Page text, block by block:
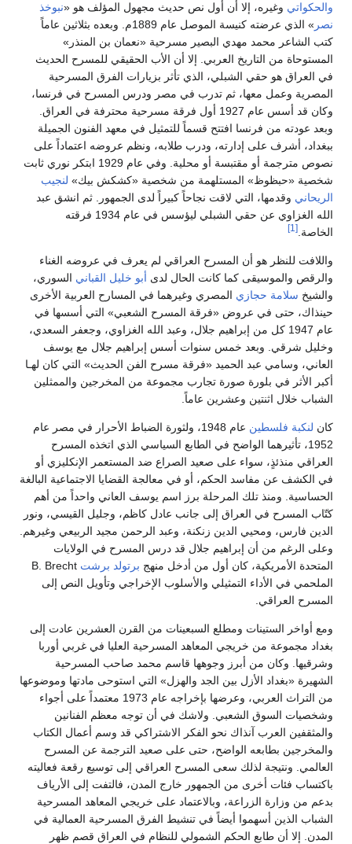
والحكواتي وغيره، إلا أن أول نص حديث مجهول المؤلف هو «نبوخذ
نصر
» الذي عرضته كنيسة الموصل عام 1889م. وبعده بثلاثين عاماً
كتب الشاعر محمد مهدي البصير مسرحية «نعمان بن المنذر»
المستوحاة من التاريخ العربي. إلا أن الأب الحقيقي للمسرح الحديث
في العراق هو حقي الشبلي، الذي تأثر بزيارات الفرق المسرحية
المصرية وعمل معها، ثم تدرب في مصر ودرس المسرح في فرنسا،
وكان قد أسس عام 1927 أول فرقة مسرحية محترفة في العراق.
وبعد عودته من فرنسا افتتح قسماً للتمثيل في معهد الفنون الجميلة
ببغداد، أشرف على إدارته، ودرب طلابه، ونظم عروضه اعتماداً على
نصوص مترجمة أو مقتبسة أو محلية. وفي عام 1929 ابتكر نوري ثابت
شخصية «حبظوظ» المستلهمة من شخصية «كشكش بيك» لنجيب
الريحاني وقدمها، التي لاقت نجاحاً كبيراً لدى الجمهور. ثم انشق عبد
الله الغزاوي عن حقي الشبلي ليؤسس في عام 1934 فرقته
الخاصة. [1]
واللافت للنظر هو أن المسرح العراقي لم يعرف في عروضه الغناء
والرقص والموسيقى كما كانت الحال لدى أبو خليل القباني السوري،
والشيخ سلامة حجازي المصري وغيرهما في المسارح العربية الأخرى
حينذاك، حتى في عروض «فرقة المسرح الشعبي» التي أسسها في
عام 1947 كل من إبراهيم جلال، وعبد الله الغزاوي، وجعفر السعدي،
وخليل شرقي. وبعد خمس سنوات أسس إبراهيم جلال مع يوسف
العاني، وسامي عبد الحميد «فرقة مسرح الفن الحديث» التي كان لهـا
أكبر الأثر في بلورة صورة تجارب مجموعة من المخرجين والممثلين
الشباب خلال اثنتين وعشرين عاماً.
كان لنكبة فلسطين
عام 1948، ولثورة الضباط الأحرار في مصر عام
1952، تأثيرهما الواضح في الطابع السياسي الذي اتخذه المسرح
العراقي منذئذٍ، سواء على صعيد الصراع ضد المستعمر الإنكليزي أو
في الكشف عن مفاسد الحكم، أو في معالجة القضايا الاجتماعية البالغة
الحساسية. ومنذ تلك المرحلة برز اسم يوسف العاني واحداً من أهم
كتّاب المسرح في العراق إلى جانب عادل كاظم، وجليل القيسي، ونور
الدين فارس، ومحيي الدين زنكنة، وعبد الرحمن مجيد الربيعي وغيرهم.
وعلى الرغم من أن إبراهيم جلال قد درس المسرح في الولايات
المتحدة الأمريكية، كان أول من أدخل منهج برتولد برشت B. Brecht
الملحمي في الأداء التمثيلي والأسلوب الإخراجي وتأويل النص إلى
المسرح العراقي.
ومع أواخر الستينات ومطلع السبعينات من القرن العشرين عادت إلى
بغداد مجموعة من خريجي المعاهد المسرحية العليا في غربي أوربا
وشرقيها. وكان من أبرز وجوهها قاسم محمد صاحب المسرحية
الشهيرة «بغداد الأزل بين الجد والهزل» التي استوحى مادتها وموضوعها
من التراث العربي، وعرضها بإخراجه عام 1973 معتمداً على أجواء
وشخصيات السوق الشعبي. ولاشك في أن توجه معظم الفنانين
والمثقفين العرب آنذاك نحو الفكر الاشتراكي قد وسم أعمال الكتاب
والمخرجين بطابعه الواضح، حتى على صعيد الترجمة عن المسرح
العالمي. ونتيجة لذلك سعى المسرح العراقي إلى توسيع رقعة فعاليته
باكتساب فئات أخرى من الجمهور خارج المدن، فالتفت إلى الأرياف
بدعم من وزارة الزراعة، وبالاعتماد على خريجي المعاهد المسرحية
الشباب الذين أسهموا أيضاً في تنشيط الفرق المسرحية العمالية في
المدن. إلا أن طابع الحكم الشمولي للنظام في العراق قصم ظهر